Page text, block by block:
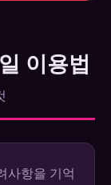
이용법
사항을 기억